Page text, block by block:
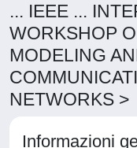
... IEEE ...
WORKSHOP
MODELING
NETWORKS
Informazioni